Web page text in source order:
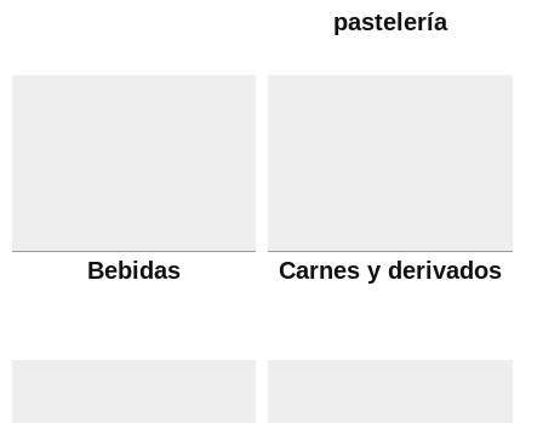
pastelería
Bebidas Carnes y derivados